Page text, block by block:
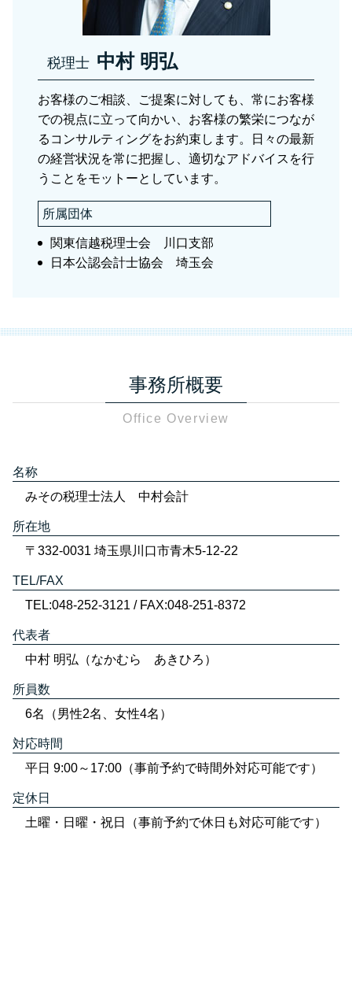
税務調査 足立区
資産税関連 足立区
税理士 中村 明弘
お客様のご相談、ご提案に対しても、常にお客様
での視点に立って向かい、お客様の繁栄につなが
るコンサルティングをお約束します。日々の最新
の経営状況を常に把握し、適切なアドバイスを行
うことをモットーとしています。
所属団体
関東信越税理士会 川口支部
日本公認会計士協会 埼玉会
事務所概要
Office Overview
名称
みその税理士法人 中村会計
所在地
〒332-0031 埼玉県川口市青木5-12-22
TEL/FAX
TEL:048-252-3121 / FAX:048-251-8372
代表者
中村 明弘（なかむら あきひろ）
所員数
6名（男性2名、女性4名）
対応時間
平日 9:00～17:00（事前予約で時間外対応可能です）
定休日
土曜・日曜・祝日（事前予約で休日も対応可能です）